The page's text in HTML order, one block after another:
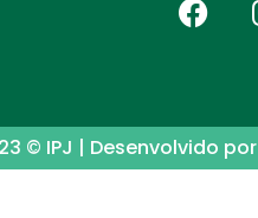
© IPJ | Desenvolvido por